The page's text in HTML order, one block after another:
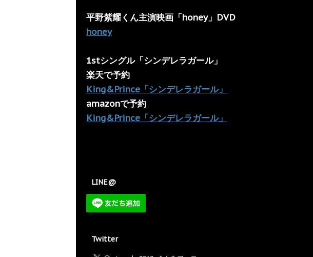
平野紫耀くん主演映画「honey」DVD
honey
1stシングル「シンデレラガール」
楽天で予約
King&Prince「シンデレラガール」
amazonで予約
King&Prince「シンデレラガール」
LINE@
Twitter